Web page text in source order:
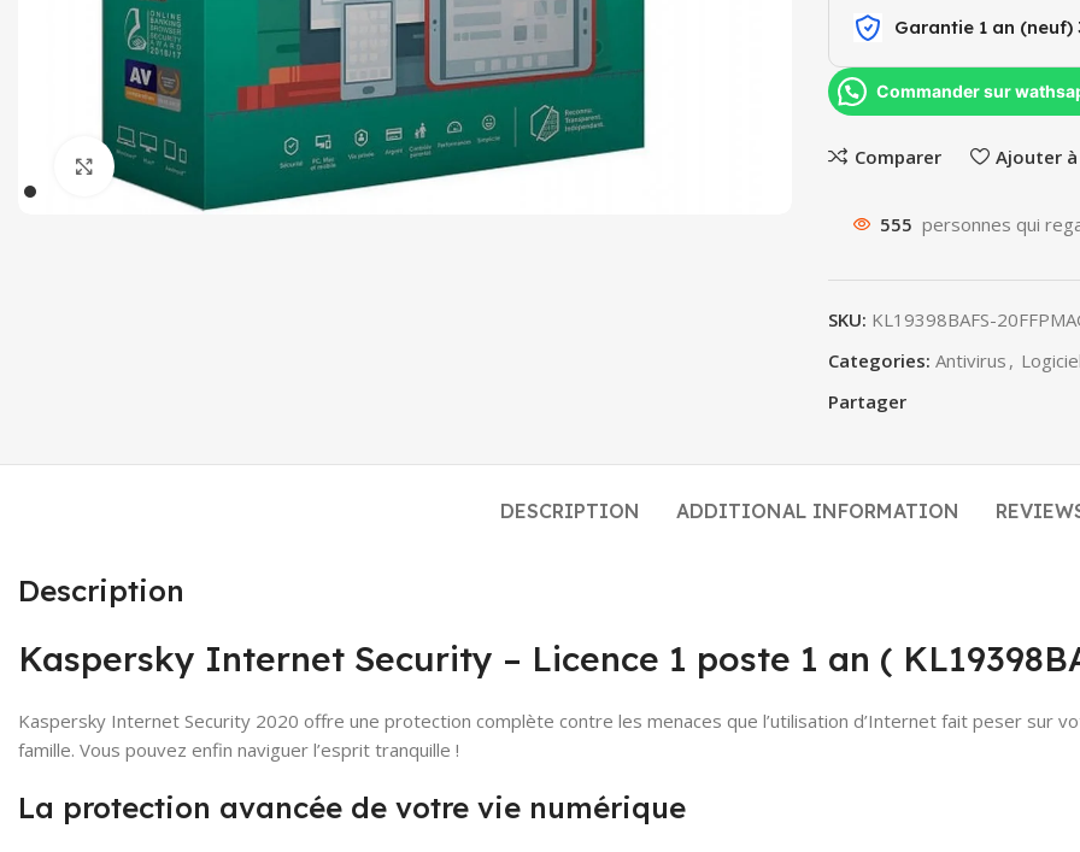
Click to enlarge
Garantie 1 an
Commander sur
Comparer Ajouter
555 personnes qui
SKU: KL19398BAFS-
Categories: Antivirus ,
Partager
DESCRIPTION ADDITIONAL INFORMATION
Description
Kaspersky Internet Security – Licence 1 poste 1 an (
Kaspersky Internet Security 2020 offre une protection complète contre les menaces que l’utilisation d’Internet fait peser
famille. Vous pouvez enfin naviguer l’esprit tranquille !
La protection avancée de votre vie numérique